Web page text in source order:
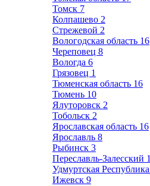
Томск 7
Колпашево 2
Стрежевой 2
Вологодская область 16
Череповец 8
Вологда 6
Грязовец 1
Тюменская область 16
Тюмень 10
Ялуторовск 2
Тобольск 2
Ярославская область 16
Ярославль 8
Рыбинск 3
Переславль-Залесский 1
Удмуртская Республика
Ижевск 9